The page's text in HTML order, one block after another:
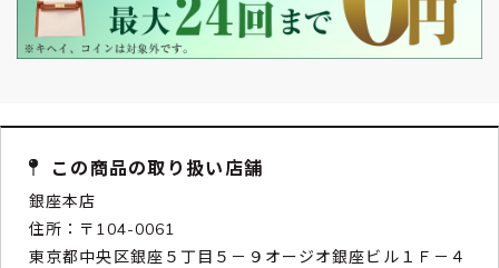
この商品の取り扱い店舗
銀座本店
住所：〒104-0061
東京都中央区銀座５丁目５－９オージオ銀座ビル１Ｆ－４